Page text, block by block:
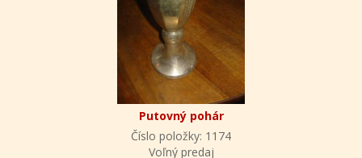
Putovný pohár
Číslo položky: 1174
Voľný predaj